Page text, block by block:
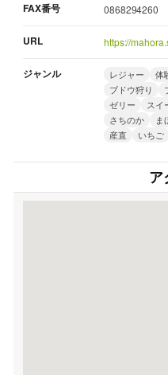
FAX番号 0868294260
URL https://
ジャンル レジャー 体
ブドウ狩り
ゼリー
スイ
さちのか
ま
産直
いちご
ア